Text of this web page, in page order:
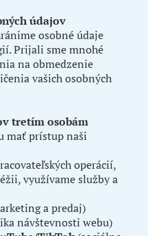
údajov
osobné údaje
Prijali sme mnohé
na obmedzenie
vašich osobných
tretím osobám
mať prístup naši
operácií,
využívame služby a
a predaj)
návštevnosti webu)